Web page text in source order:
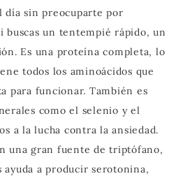
día sin preocuparte por
buscas un tentempié rápido, un
Es una proteína completa, lo
todos los aminoácidos que
para funcionar. También es
como el selenio y el
a la lucha contra la ansiedad.
una gran fuente de triptófano,
ayuda a producir serotonina,